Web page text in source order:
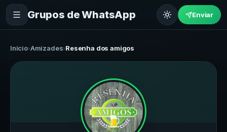
Grupos de WhatsApp Enviar
Início›Amizades›Resenha dos amigos